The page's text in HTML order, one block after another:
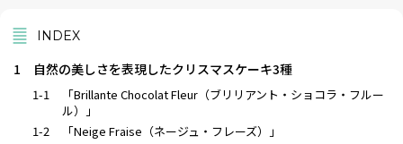
INDEX
1 自然の美しさを表現したクリスマスケーキ3種
1-1
「Brillante Chocolat Fleur（ブリリアント・ショコラ・フルー
ル）」
1-2
「Neige Fraise（ネージュ・フレーズ）」